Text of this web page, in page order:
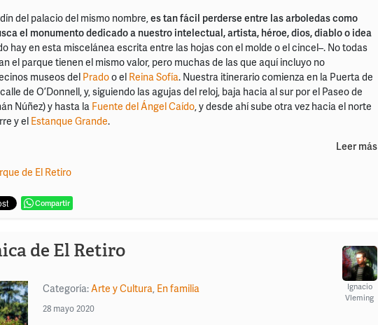
del palacio del mismo nombre,es tan fácil perderse entre las arboledas como
el monumento dedicado a nuestro intelectual, artista, héroe, dios, diablo o idea
hay en esta miscelánea escrita entre las hojas con el molde o el cincel–. No todas
el parque tienen el mismo valor, pero muchas de las que aquí incluyo no
museos del Pradoo el Reina Sofía. Nuestra itinerario comienza en la Puerta de
de O’Donnell, y, siguiendo las agujas del reloj, baja hacia al sur por el Paseo de
Núñez) y hasta la Fuente del Ángel Caído, y desde ahí sube otra vez hacia el norte
y el Estanque Grande.
Leer más
de El Retiro
Compartir
de El Retiro
Ignacio
Vleming
Categoría:Arte y Cultura, En familia
28 mayo 2020